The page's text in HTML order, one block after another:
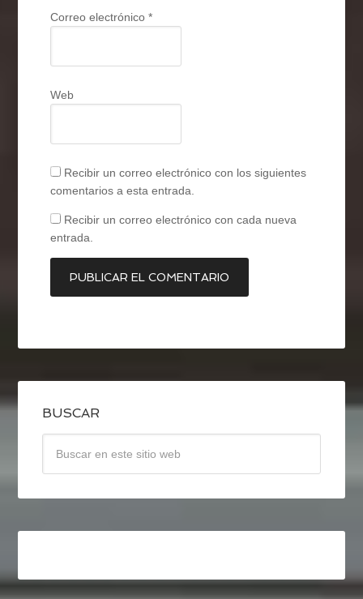
Correo electrónico*
Web
Recibir un correo electrónico con los siguientes
comentarios a esta entrada.
Recibir un correo electrónico con cada nueva
entrada.
BUSCAR